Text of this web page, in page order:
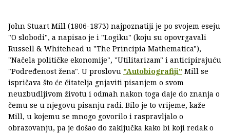
John Stuart Mill (1806-1873) najpoznatiji je po svojem eseju
"O slobodi", a napisao je i "Logiku" (koju su opovrgavali
Russell & Whitehead u "The Principia Mathematica"),
"Načela političke ekonomije", "Utilitarizam" i anticipirajuću
"Podređenost žena". U proslovu "Autobiografiji" Mill se
ispričava što će čitatelja gnjaviti pisanjem o svom
neuzbudljivom životu i odmah nakon toga daje do znanja o
čemu se u njegovu pisanju radi. Bilo je to vrijeme, kaže
Mill, u kojemu se mnogo govorilo i raspravljalo o
obrazovanju, pa je došao do zaključka kako bi koji redak o